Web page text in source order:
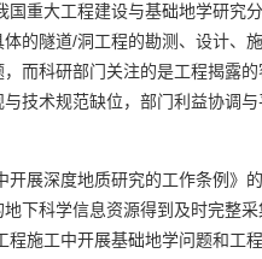
重大工程建设与基础地学研究
的隧道/洞工程的勘测、设计、
而科研部门关注的是工程揭露
技术规范缺位，部门利益协调
展深度地质研究的工作条例》
下科学信息资源得到及时完整
施工中开展基础地学问题和工